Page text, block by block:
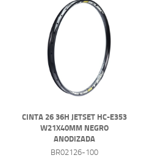
CINTA 26 36H JETSET HC-E353
W21X40MM NEGRO
ANODIZADA
BR02126-100